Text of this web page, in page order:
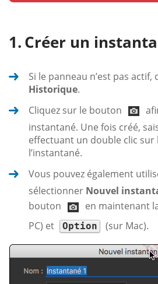
Créer un
Si le panneau n’est pas actif,
Historique.
Cliquez sur le bouton
instantané. Une fois créé,
effectuant un double clic sur
l’instantané.
Vous pouvez également
sélectionner Nouvel
bouton
en maintenant
PC) et
Option (sur Mac).